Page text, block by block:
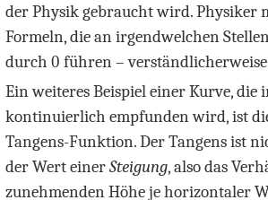
der Physik gebraucht wird. Physiker
Formeln, die an irgendwelchen
durch 0 führen –
Ein weiteres Beispiel einer Kurve, die
kontinuierlich empfunden wird, ist
Tangens-Funktion. Der Tangens ist
der Wert einerSteigung, also das
zunehmenden Höhe je horizontaler